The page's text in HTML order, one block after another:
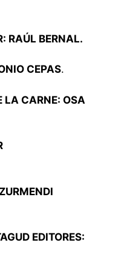
RAÚL BERNAL.
CEPAS.
LA CARNE: OSA
EDITORES: